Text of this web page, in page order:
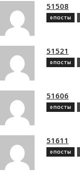
51508
0 ПОСТЫ
51521
0 ПОСТЫ
51606
0 ПОСТЫ
51611
0 ПОСТЫ